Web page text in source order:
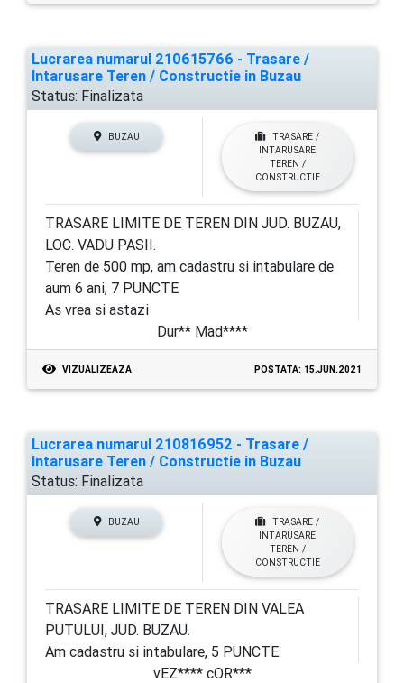
Lucrarea numarul 210615766 - Trasare /
Intarusare Teren / Constructie in Buzau
Status: Finalizata
BUZAU
TRASARE /
INTARUSARE
TEREN /
CONSTRUCTIE
TRASARE LIMITE DE TEREN DIN JUD. BUZAU,
LOC. VADU PASII.
Teren de 500 mp, am cadastru si intabulare de
aum 6 ani, 7 PUNCTE
As vrea si astazi
Dur** Mad****
VIZUALIZEAZA POSTATA: 15.JUN.2021
Lucrarea numarul 210816952 - Trasare /
Intarusare Teren / Constructie in Buzau
Status: Finalizata
BUZAU
TRASARE /
INTARUSARE
TEREN /
CONSTRUCTIE
TRASARE LIMITE DE TEREN DIN VALEA
PUTULUI, JUD. BUZAU.
Am cadastru si intabulare, 5 PUNCTE.
vEZ**** cOR***